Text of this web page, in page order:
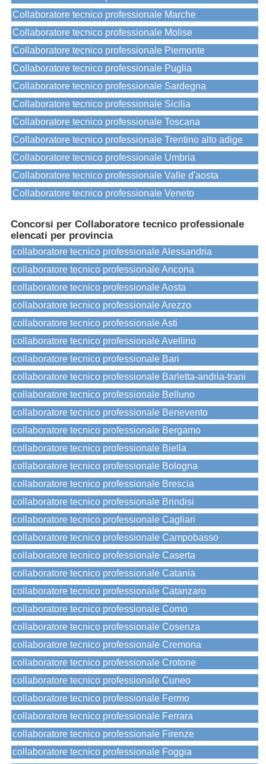
Collaboratore tecnico professionale Marche
Collaboratore tecnico professionale Molise
Collaboratore tecnico professionale Piemonte
Collaboratore tecnico professionale Puglia
Collaboratore tecnico professionale Sardegna
Collaboratore tecnico professionale Sicilia
Collaboratore tecnico professionale Toscana
Collaboratore tecnico professionale Trentino alto adige
Collaboratore tecnico professionale Umbria
Collaboratore tecnico professionale Valle d'aosta
Collaboratore tecnico professionale Veneto
Concorsi per Collaboratore tecnico professionale
elencati per provincia
collaboratore tecnico professionale Alessandria
collaboratore tecnico professionale Ancona
collaboratore tecnico professionale Aosta
collaboratore tecnico professionale Arezzo
collaboratore tecnico professionale Asti
collaboratore tecnico professionale Avellino
collaboratore tecnico professionale Bari
collaboratore tecnico professionale Barletta-andria-trani
collaboratore tecnico professionale Belluno
collaboratore tecnico professionale Benevento
collaboratore tecnico professionale Bergamo
collaboratore tecnico professionale Biella
collaboratore tecnico professionale Bologna
collaboratore tecnico professionale Brescia
collaboratore tecnico professionale Brindisi
collaboratore tecnico professionale Cagliari
collaboratore tecnico professionale Campobasso
collaboratore tecnico professionale Caserta
collaboratore tecnico professionale Catania
collaboratore tecnico professionale Catanzaro
collaboratore tecnico professionale Como
collaboratore tecnico professionale Cosenza
collaboratore tecnico professionale Cremona
collaboratore tecnico professionale Crotone
collaboratore tecnico professionale Cuneo
collaboratore tecnico professionale Fermo
collaboratore tecnico professionale Ferrara
collaboratore tecnico professionale Firenze
collaboratore tecnico professionale Foggia